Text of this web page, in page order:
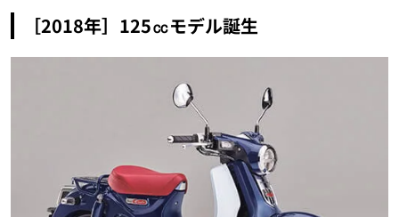
［2018年］125㏄モデル誕生